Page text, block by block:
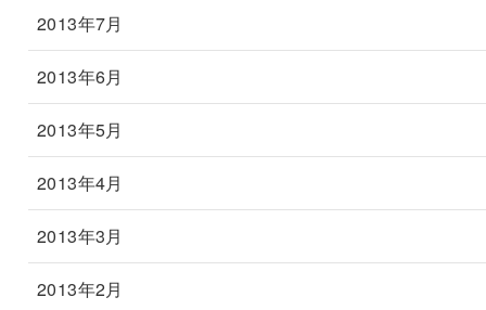
2013年7月
2013年6月
2013年5月
2013年4月
2013年3月
2013年2月